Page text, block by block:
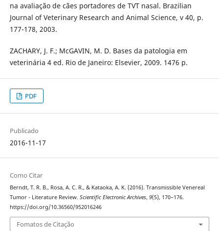
na avaliação de cães portadores de TVT nasal. Brazilian
Journal of Veterinary Research and Animal Science, v 40, p.
177-178, 2003.
ZACHARY, J. F.; McGAVIN, M. D. Bases da patologia em
veterinária 4 ed. Rio de Janeiro: Elsevier, 2009. 1476 p.
PDF
Publicado
2016-11-17
Como Citar
Berndt, T. R. B., Rosa, A. C. R., & Kataoka, A. K. (2016). Transmissible Venereal
Tumor - Literature Review. Scientific Electronic Archives, 9(5), 170–176.
https://doi.org/10.36560/952016246
Fomatos de Citação